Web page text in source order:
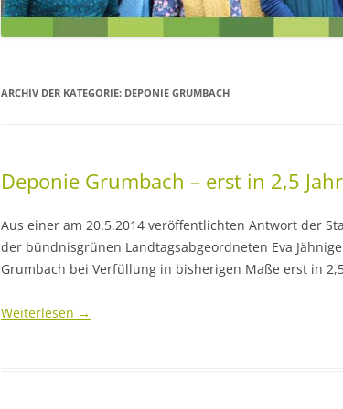
REA SCHNEIDER
YVONNE BARTELD
ARCHIV DER KATEGORIE: DEPONIE GRUMBACH
Deponie Grumbach – erst in 2,5
Aus einer am 20.5.2014 veröffentlichten Antwort der
der bündnisgrünen Landtagsabgeordneten Eva
Grumbach bei Verfüllung in bisherigen Maße erst in
Weiterlesen →